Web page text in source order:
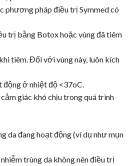
phương pháp điều trị Symmedcó
trị bằng Botoxhoặc vùng đã tiêm
tiêm. Đối với vùng này, luôn kích
động ở nhiệt độ <37oC.
giác khó chịu trong quá trình
da đang hoạt động (ví dụ như mụn
trùng da không nên điều trị